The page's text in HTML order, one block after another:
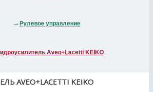
Рулевое управление
Aveo+Lacetti KEIKO
AVEO+LACETTI KEIKO